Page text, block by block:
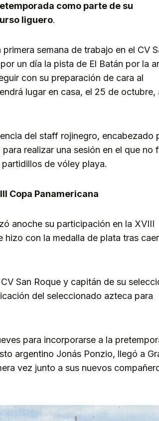
como parte de su
liguero.
semana de trabajo en el CV
un día la pista de El Batán por la
con su preparación de cara al
lugar en casa, el 25 de octubre,
del staff rojinegro, encabezado
realizar una sesión en el que no
de vóley playa.
Copa Panamericana
anoche su participación en la XVIII
hizo con la medalla de plata tras
San Roque y capitán de su
del seleccionado azteca para
para incorporarse a la
argentino Jonás Ponzio, llegó a
vez junto a sus nuevos